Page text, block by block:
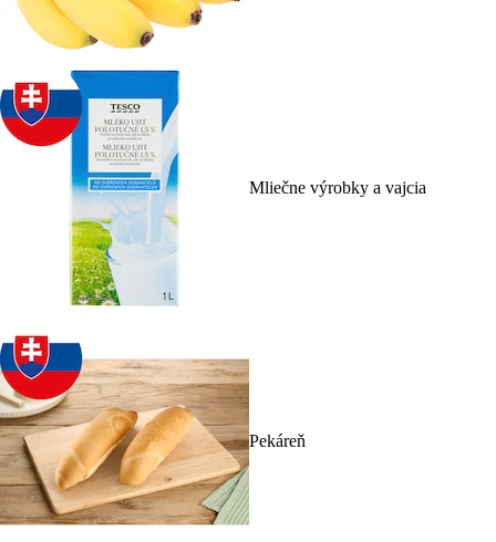
Mliečne výrobky a vajcia
Pekáreň